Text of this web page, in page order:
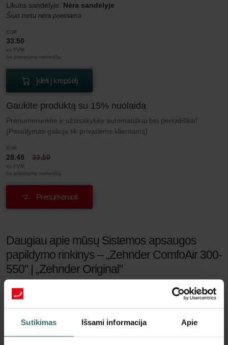
Sutikimas Išsami informacija Apie
Likutis sandėlyje: Nėra sandėlyje
Šiuo metu nėra prieinama
EUR
33.50
su PVM
be pristatymo mokesčių
Įdėti į krepšelį
Gaukite produktą su 15% nuolaida
Prenumeruokite ir užsisakykite automatiškai bei periodiškai!
(Pasiūlymas galioja tik privatiems klientams)
EUR
28.48 33.50
su PVM
be pristatymo mokesčių
Prenumeruoti
Daugiau apie mūsų Sistemos apsaugos
papildymo rinkinys – „Zehnder ComfoAir 300-
550" | „Zehnder Original"
Prieš pirkdami papildomą filtrų rinkinį, įsitikinkite, kad turite pradinį
reikia, kad jūsų vėdinimo sistema veiktų tyliai ir ilgai, o
namuose būtų jauku. Stambios ore esančios dalelės